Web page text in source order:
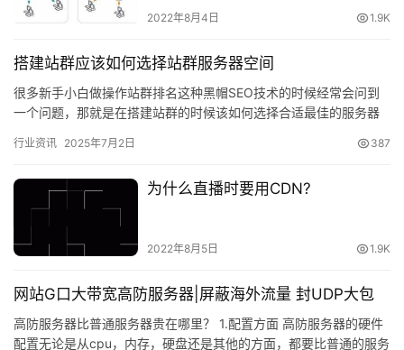
2022年8月4日 1.9K
搭建站群应该如何选择站群服务器空间
很多新手小白做操作站群排名这种黑帽SEO技术的时候经常会问到
一个问题，那就是在搭建站群的时候该如何选择合适最佳的服务器
行业资讯 2025年7月2日 387
为什么直播时要用CDN?
2022年8月5日 1.9K
网站G口大带宽高防服务器|屏蔽海外流量 封UDP大包
高防服务器比普通服务器贵在哪里？ 1.配置方面 高防服务器的硬件
配置无论是从cpu，内存，硬盘还是其他的方面，都要比普通的服务